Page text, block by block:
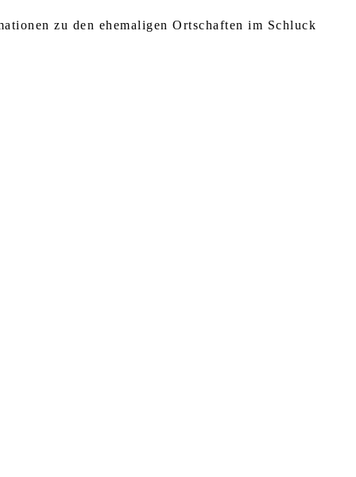
zu den ehemaligen Ortschaften im Schluck